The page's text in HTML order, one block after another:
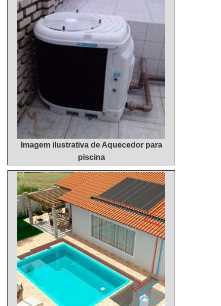
sob demanda. Dessa forma, o aquecimento...
Imagem ilustrativa de Aquecedor para
piscina